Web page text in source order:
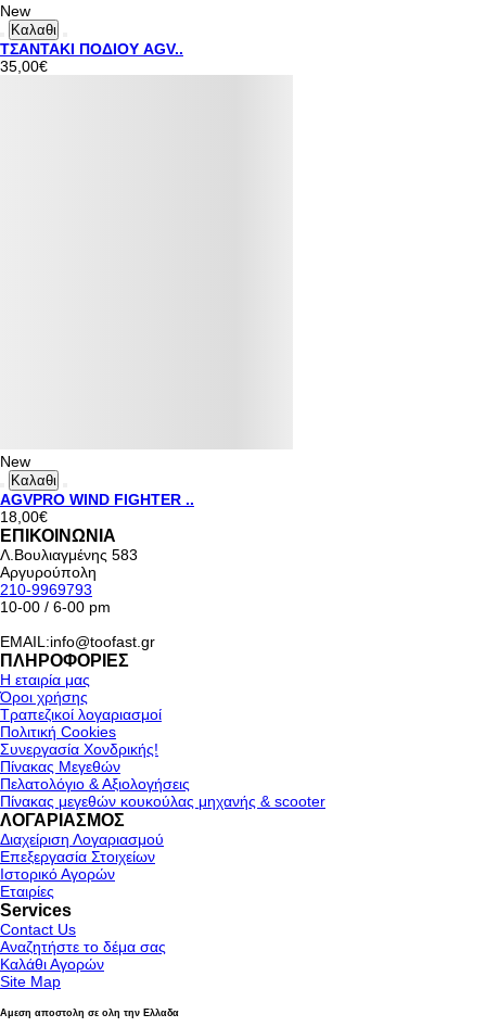
New
Καλαθι
ΤΣΑΝΤΑΚΙ ΠΟΔΙΟΥ AGV..
35,00€
New
Καλαθι
AGVPRO WIND FIGHTER ..
18,00€
ΕΠΙΚΟΙΝΩΝΙΑ
Λ.Βουλιαγμένης 583
Αργυρούπολη
210-9969793
10-00 / 6-00 pm
EMAIL:info@toofast.gr
ΠΛΗΡΟΦΟΡΙΕΣ
Η εταιρία μας
Όροι χρήσης
Τραπεζικοί λογαριασμοί
Πολιτική Cookies
Συνεργασία Χονδρικής!
Πίνακας Μεγεθών
Πελατολόγιο & Αξιολογήσεις
Πίνακας μεγεθών κουκούλας μηχανής & scooter
ΛΟΓΑΡΙΑΣΜΟΣ
Διαχείριση Λογαριασμού
Επεξεργασία Στοιχείων
Ιστορικό Αγορών
Εταιρίες
Services
Contact Us
Αναζητήστε το δέμα σας
Καλάθι Αγορών
Site Map
Αμεση αποστολη σε ολη την Ελλαδα